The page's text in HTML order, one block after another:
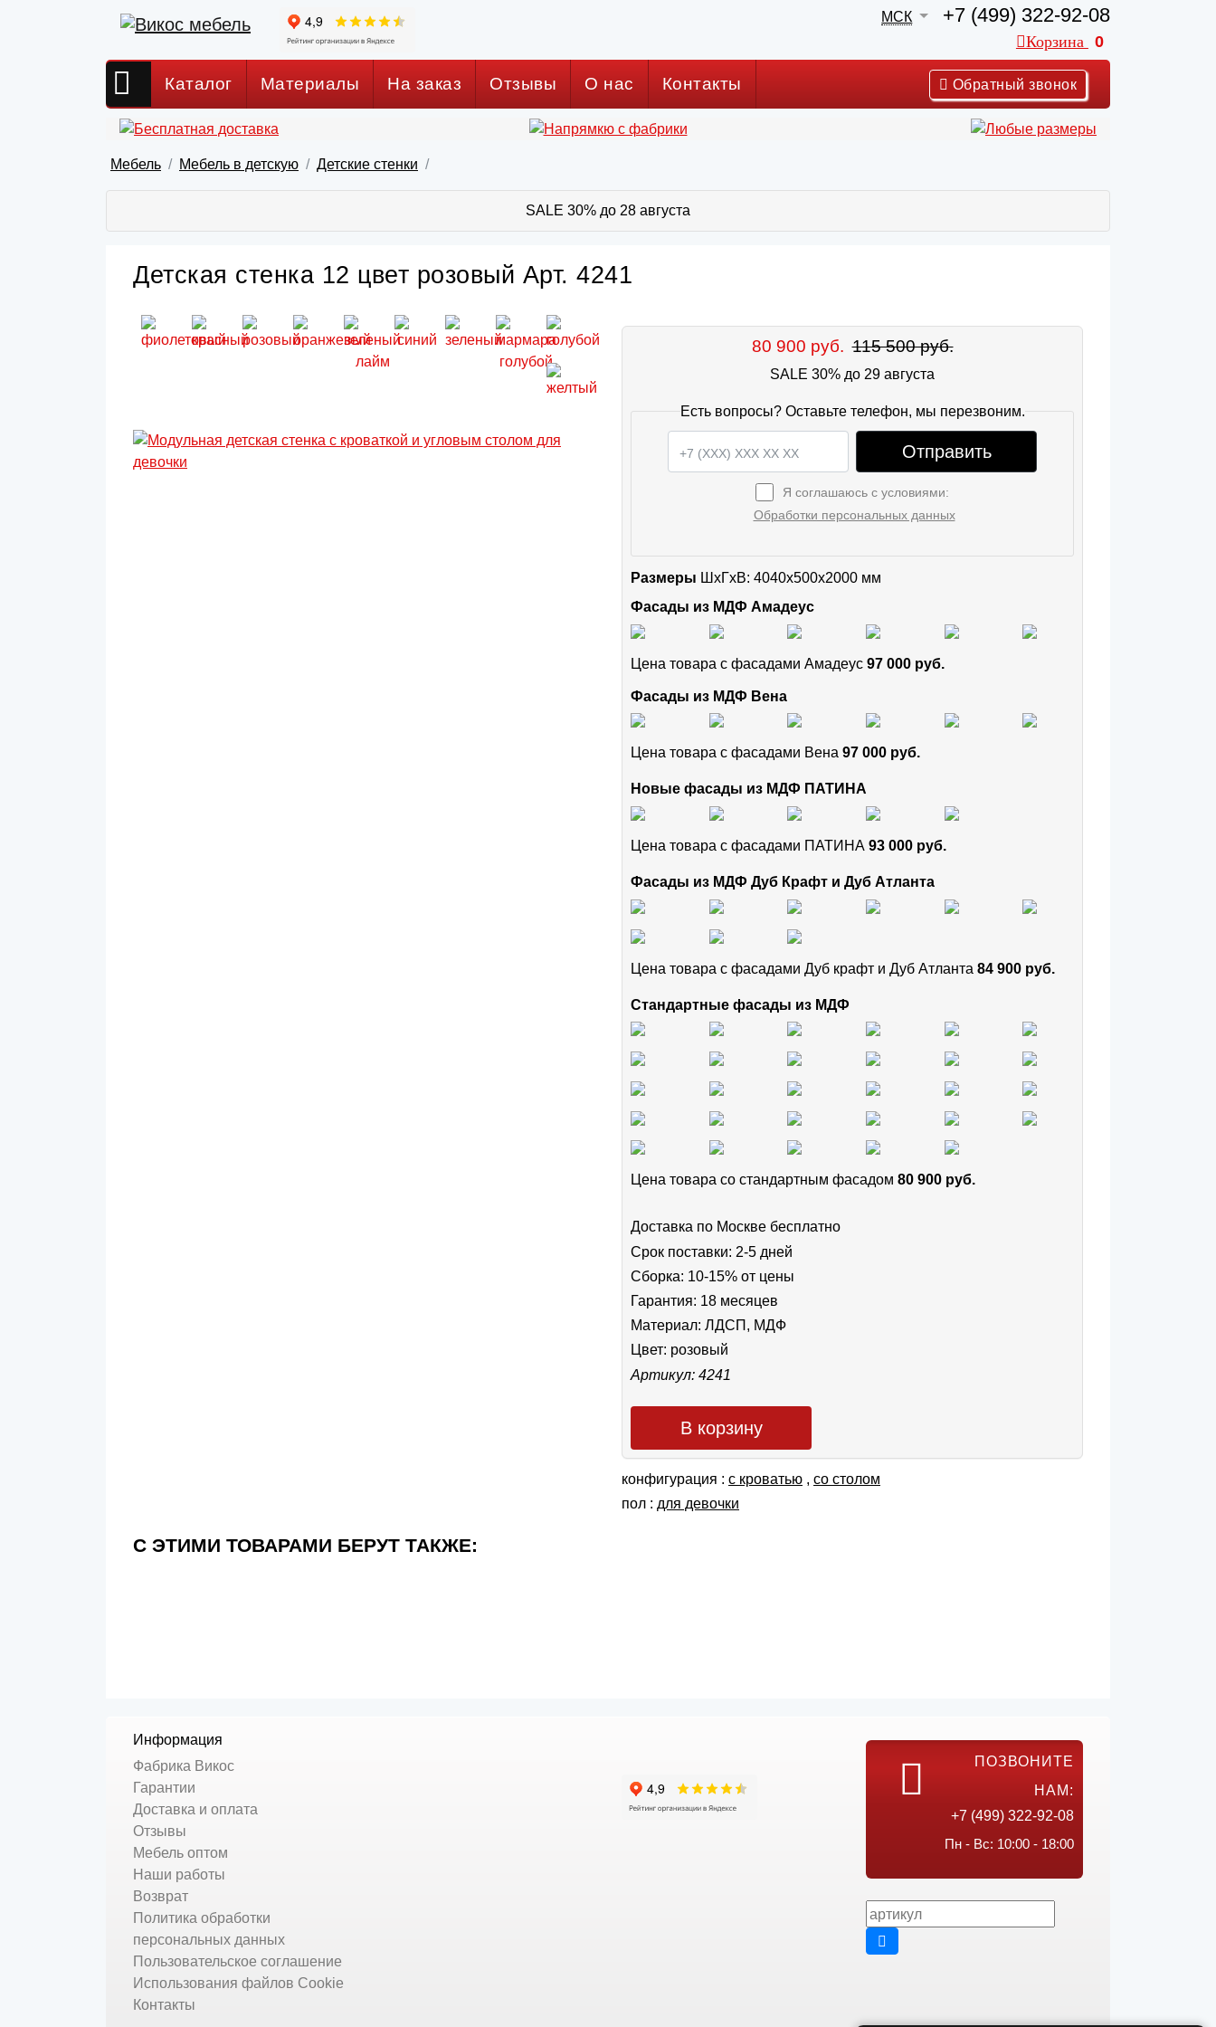
МСК +7 (499) 322-92-08
Корзина 0
Каталог Материалы На заказ Отзывы О нас Контакты Обратный звонок
Мебель Мебель в детскую Детские стенки
SALE 30% до 28 августа
Детская стенка 12 цвет розовый Арт. 4241
80 900 руб. 115 500 руб.
SALE 30% до 29 августа
Есть вопросы? Оставьте телефон, мы перезвоним.
Отправить
Я соглашаюсь с условиями:
Обработки персональных данных
Размеры ШxГхВ: 4040x500x2000 мм
Фасады из МДФ Амадеус
Цена товара с фасадами Амадеус 97 000 руб.
Фасады из МДФ Вена
Цена товара с фасадами Вена 97 000 руб.
Новые фасады из МДФ ПАТИНА
Цена товара с фасадами ПАТИНА 93 000 руб.
Фасады из МДФ Дуб Крафт и Дуб Атланта
Цена товара с фасадами Дуб крафт и Дуб Атланта 84 900 руб.
Стандартные фасады из МДФ
Цена товара cо стандартным фасадом 80 900 руб.
Доставка по Москве бесплатно
Срок поставки: 2-5 дней
Сборка: 10-15% от цены
Гарантия: 18 месяцев
Материал: ЛДСП, МДФ
Цвет: розовый
Артикул: 4241
В корзину
конфигурация : с кроватью , со столом
пол : для девочки
С ЭТИМИ ТОВАРАМИ БЕРУТ ТАКЖЕ:
Информация
Фабрика Викос
Гарантии
Доставка и оплата
Отзывы
Мебель оптом
Наши работы
Возврат
Политика обработки
персональных данных
Пользовательское соглашение
Использования файлов Cookie
Контакты
ПОЗВОНИТЕ
НАМ:
+7 (499) 322-92-08
Пн - Вс: 10:00 - 18:00